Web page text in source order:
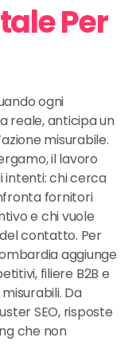
Per
ogni
reale, anticipa un
misurabile.
il lavoro
intenti: chi cerca
fornitori
e chi vuole
contatto. Per
aggiunge
filiere B2B e
Da
SEO, risposte
che non